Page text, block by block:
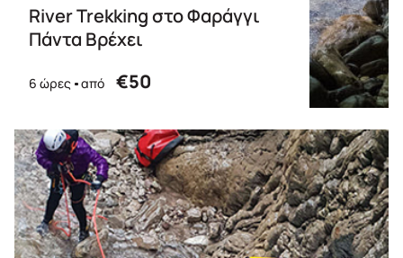
River Trekking στο Φαράγγι
Πάντα Βρέχει
6 ώρες από €50